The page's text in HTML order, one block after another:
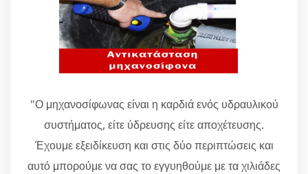
"Ο μηχανοσίφωνας είναι η καρδιά ενός υδραυλικού
συστήματος, είτε ύδρευσης είτε αποχέτευσης.
Έχουμε εξειδίκευση και στις δύο περιπτώσεις και
αυτό μπορούμε να σας το εγγυηθούμε με τα χιλιάδες